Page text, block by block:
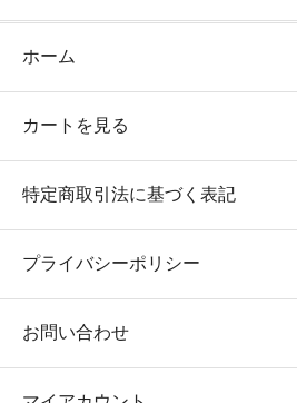
ホーム
カートを見る
特定商取引法に基づく表記
プライバシーポリシー
お問い合わせ